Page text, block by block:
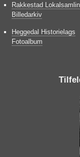
Rakkestad
Billedarkiv
Heggedal Historielags
Fotoalbum